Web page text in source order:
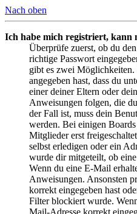
Nach oben
Ich habe mich registriert, kann
Überprüfe zuerst, ob du
richtige Passwort
gibt es zwei Möglichkeiten.
angegeben hast, dass du
einer deiner Eltern oder
Anweisungen folgen, die
der Fall ist, muss dein
werden. Bei einigen
Mitglieder erst
selbst erledigen oder ein
wurde dir mitgeteilt, ob
Wenn du eine E-Mail
Anweisungen. Ansonsten
korrekt eingegeben hast
Filter blockiert wurde.
Mail-Adresse korrekt